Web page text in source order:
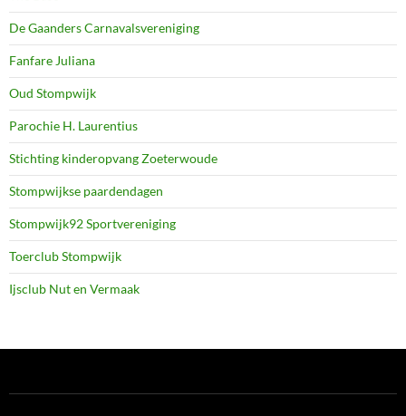
De Gaanders Carnavalsvereniging
Fanfare Juliana
Oud Stompwijk
Parochie H. Laurentius
Stichting kinderopvang Zoeterwoude
Stompwijkse paardendagen
Stompwijk92 Sportvereniging
Toerclub Stompwijk
Ijsclub Nut en Vermaak